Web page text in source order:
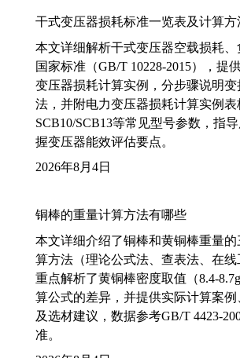
干式变压器损耗标准一览表及计算方
本文详细解析干式变压器空载损耗、
国家标准（GB/T 10228-2015），提
变压器损耗计算实例，分步骤说明变
法，并附电力变压器损耗计算实例表
SCB10/SCB13等常见型号参数，指
握变压器能效评估要点。
2026年8月4日
铜棒的重量计算方法有哪些
本文详细介绍了铜棒和黄铜棒重量
算方法（理论公式法、查表法、在线
重点解析了黄铜棒密度取值（8.4-
算公式的差异，并提供实际计算案
及选材建议，数据参考GB/T 4423-
准。